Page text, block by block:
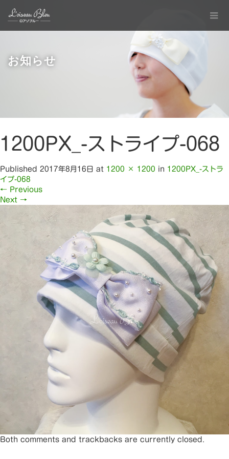
お知らせ
1200PX_-ストライプ-068
Published 2017年8月16日 at 1200 × 1200 in 1200PX_-ストラ
イプ-068
← Previous
Next →
Both comments and trackbacks are currently closed.